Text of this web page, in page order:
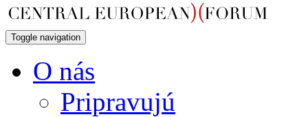
Toggle navigation
O nás
Pripravujú